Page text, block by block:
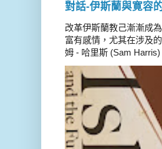
對話-伊斯蘭與寛容
改革伊斯蘭教己漸漸成
富有感情，尤其在涉及
姆 - 哈里斯 (Sam